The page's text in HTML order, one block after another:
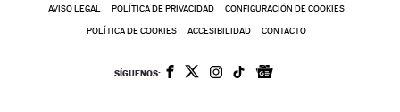
AVISO LEGAL POLÍTICA DE PRIVACIDAD CONFIGURACIÓN DE COOKIES
POLÍTICA DE COOKIES ACCESIBILIDAD CONTACTO
SÍGUENOS: